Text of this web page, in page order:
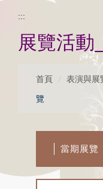
區
塊
:::
展覽活動
首頁 表演與展
覽
當期展覽